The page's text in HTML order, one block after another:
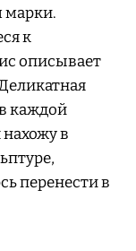
к
описывает
каждой
в
перенести в